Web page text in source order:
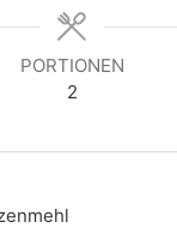
PORTIONEN
2